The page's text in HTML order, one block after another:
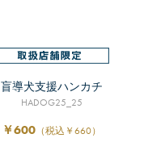
盲導犬支援ハンカチ
HADOG25_25
￥600 （税込￥660）